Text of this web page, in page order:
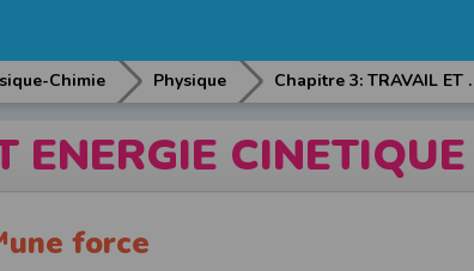
Chimie Physique Chapitre 3:
ENERGIE CINETIQUE
force